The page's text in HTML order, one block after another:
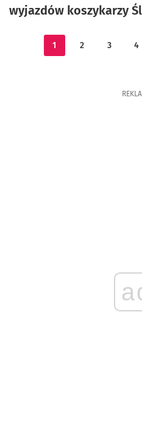
wyjazdów koszykarzy
1 2 3 4